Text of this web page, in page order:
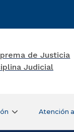
Atención